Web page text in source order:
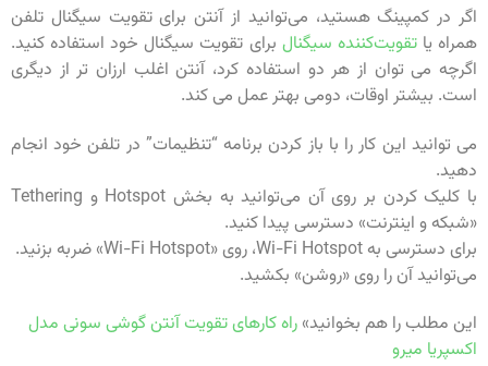
اگر در کمپینگ هستید، می‌توانید از آنتن برای تقویت سیگنال تلفن
همراه یاتقویت‌کننده سیگنال برای تقویت سیگنال خود استفاده کنید.
اگرچه می توان از هر دو استفاده کرد، آنتن اغلب ارزان تر از دیگری
است. بیشتر اوقات، دومی بهتر عمل می کند.
می توانید این کار را با باز کردن برنامه “تنظیمات” در تلفن خود انجام
دهید.
با کلیک کردن بر روی آن می‌توانید به بخش Hotspot و Tethering
«شبکه و اینترنت» دسترسی پیدا کنید.
برای دسترسی به Wi-Fi Hotspot، روی «Wi-Fi Hotspot» ضربه بزنید.
می‌توانید آن را روی «روشن» بکشید.
این مطلب را هم بخوانید» راه کارهای تقویت آنتن گوشی سونی مدل
اکسپریا میرو